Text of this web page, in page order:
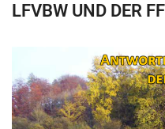
LFVBW UND DER